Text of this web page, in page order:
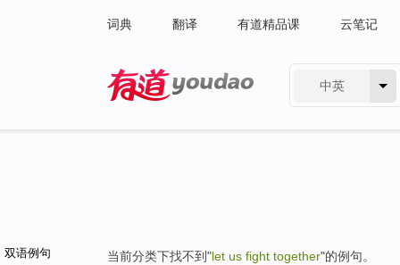
词典 翻译 有道精品课 云笔记
中英
双语例句 当前分类下找不到"let us fight together"的例句。